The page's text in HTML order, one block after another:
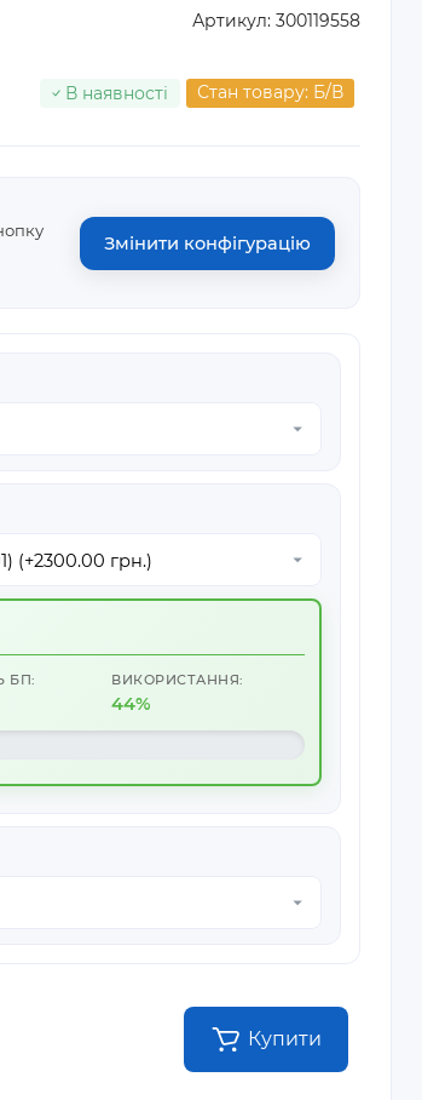
Артикул: 300119558
В наявності Стан товару: Б/В
Змінити конфігурацію
БП: ВИКОРИСТАННЯ:
44%
Купити